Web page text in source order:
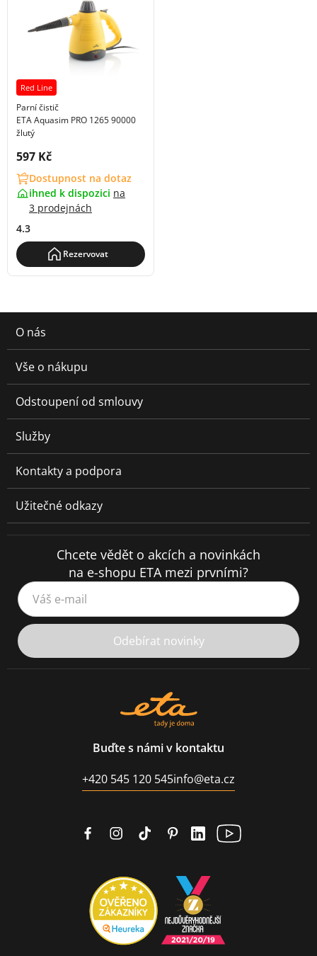
Red Line
Parní čistič
ETA Aquasim PRO 1265 90000
žlutý
Cena s DPH:
597 Kč
Dostupnost na dotaz
ihned k dispozici na
3 prodejnách
4.3
Rezervovat
O nás
Vše o nákupu
Odstoupení od smlouvy
Služby
Kontakty a podpora
Užitečné odkazy
Chcete vědět o akcích a novinkách
na e-shopu ETA mezi prvními?
Váš e-mail
Odebírat novinky
Buďte s námi v kontaktu
+420 545 120 545info@eta.cz